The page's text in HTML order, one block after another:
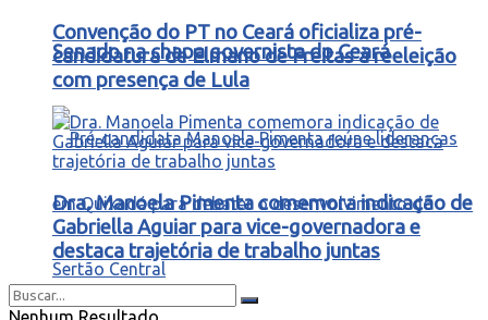
Senado na chapa governista do Ceará
Convenção do PT no Ceará oficializa pré-
candidatura de Elmano de Freitas à reeleição
com presença de Lula
Dra. Manoela Pimenta comemora indicação de
Gabriella Aguiar para vice-governadora e
destaca trajetória de trabalho juntas